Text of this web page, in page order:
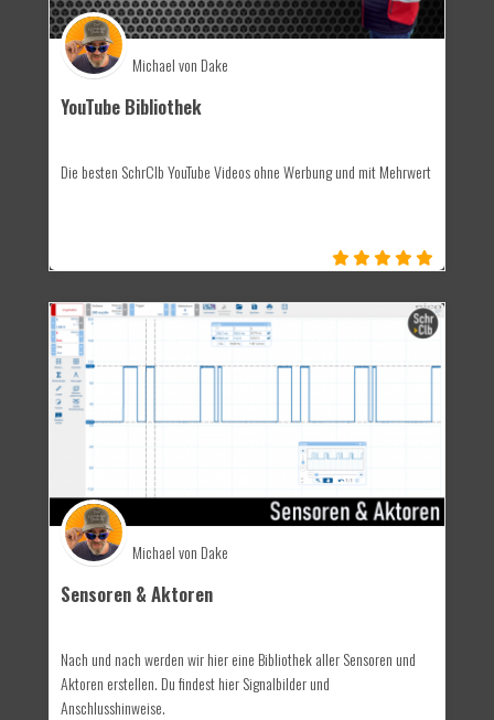
Michael von Dake
YouTube Bibliothek
Die besten SchrClb YouTube Videos ohne Werbung und mit Mehrwert
Michael von Dake
Sensoren & Aktoren
Nach und nach werden wir hier eine Bibliothek aller Sensoren und
Aktoren erstellen. Du findest hier Signalbilder und
Anschlusshinweise.